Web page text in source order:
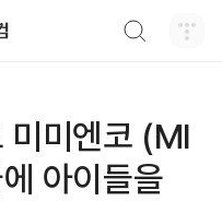
미미엔코 (MI
아이들을